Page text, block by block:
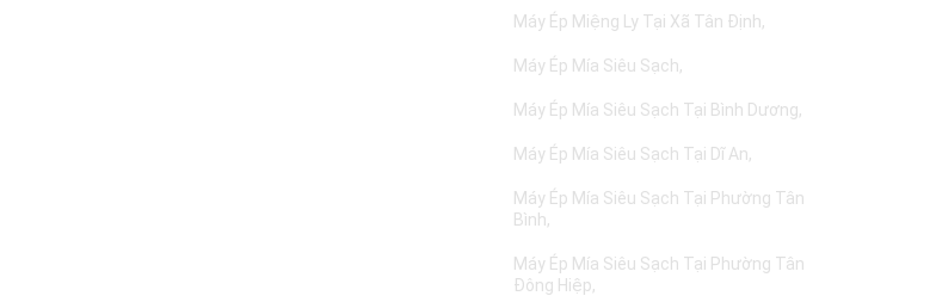
Máy Ép Miệng Ly Tại Xã Tân Định
Máy Ép Mía Siêu Sạch
Máy Ép Mía Siêu Sạch Tại Bình Dương
Máy Ép Mía Siêu Sạch Tại Dĩ An
Máy Ép Mía Siêu Sạch Tại Phường Tân
Bình
Máy Ép Mía Siêu Sạch Tại Phường Tân
Đông Hiệp